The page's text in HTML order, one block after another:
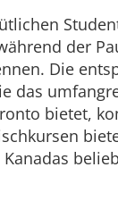
der
Die
das
bietet,